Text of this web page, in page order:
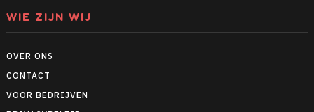
WIE ZIJN WIJ
OVER ONS
CONTACT
VOOR BEDRIJVEN